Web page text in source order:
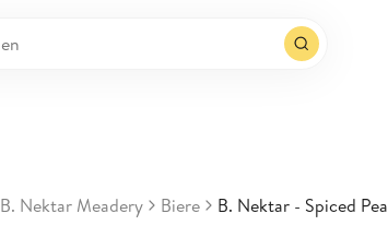
B. Nektar Meadery Biere B. Nektar - Spiced